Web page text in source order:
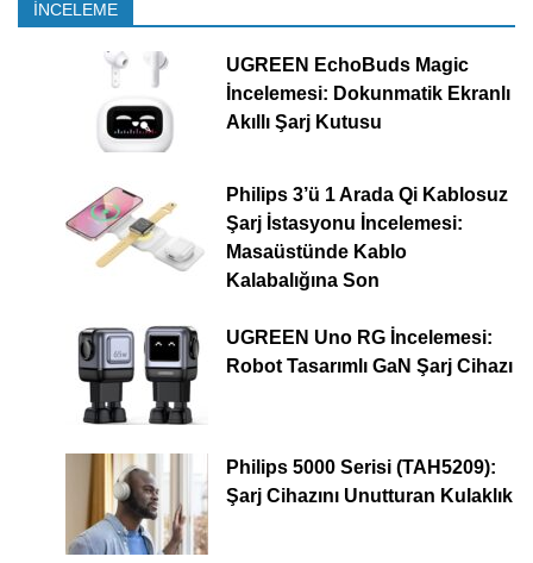
İNCELEME
UGREEN EchoBuds Magic
İncelemesi: Dokunmatik Ekranlı
Akıllı Şarj Kutusu
Philips 3’ü 1 Arada Qi Kablosuz
Şarj İstasyonu İncelemesi:
Masaüstünde Kablo
Kalabalığına Son
UGREEN Uno RG İncelemesi:
Robot Tasarımlı GaN Şarj Cihazı
Philips 5000 Serisi (TAH5209):
Şarj Cihazını Unutturan Kulaklık